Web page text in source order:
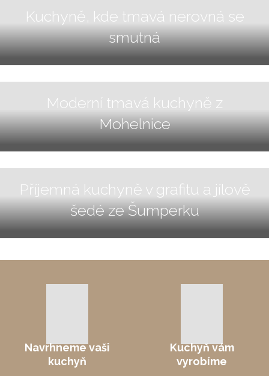
Kuchyně, kde tmavá nerovná se
smutná
Moderní tmavá kuchyně z
Mohelnice
Příjemná kuchyně v grafitu a jílově
šedé ze Šumperku
Navrhnemevaši
kuchyň
Kuchyň vám
vyrobíme